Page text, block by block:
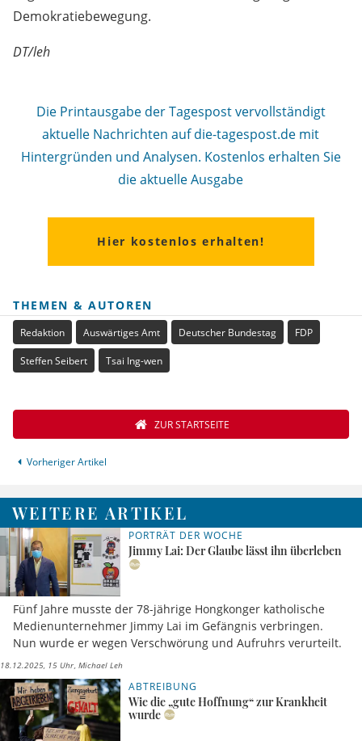
Demokratiebewegung.
DT/leh
Die Printausgabe der Tagespost vervollständigt
aktuelle Nachrichten auf die-tagespost.de mit
Hintergründen und Analysen. Kostenlos erhalten Sie
die aktuelle Ausgabe
Hier kostenlos erhalten!
THEMEN & AUTOREN
Redaktion Auswärtiges Amt Deutscher Bundestag FDP
Steffen Seibert Tsai Ing-wen
Vorheriger Artikel
ZUR STARTSEITE
WEITERE ARTIKEL
PORTRÄT DER WOCHE
Jimmy Lai: Der Glaube lässt ihn überleben
Fünf Jahre musste der 78-jährige Hongkonger katholische
Medienunternehmer Jimmy Lai im Gefängnis verbringen.
Nun wurde er wegen Verschwörung und Aufruhrs verurteilt.
18.12.2025, 15 Uhr Michael Leh
ABTREIBUNG
Wie die „gute Hoffnung“ zur Krankheit
wurde